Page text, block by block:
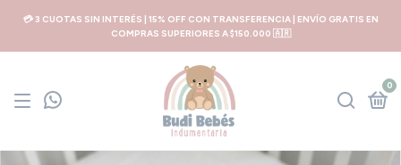
💳 3 CUOTAS SIN INTERÉS | 15% OFF CON TRANSFERENCIA | ENVÍO GRATIS EN
COMPRAS SUPERIORES A $150.000 🇦🇷
0